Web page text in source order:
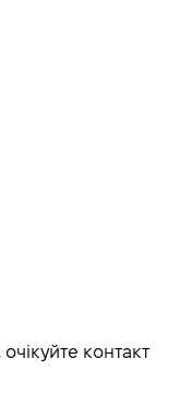
контакт